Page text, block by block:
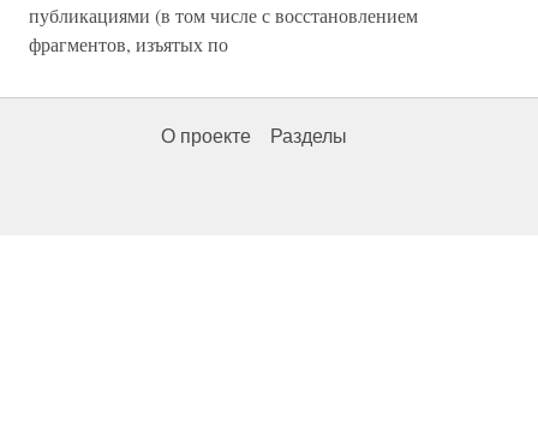
публикациями (в том числе с восстановлением
фрагментов, изъятых по
О проекте Разделы